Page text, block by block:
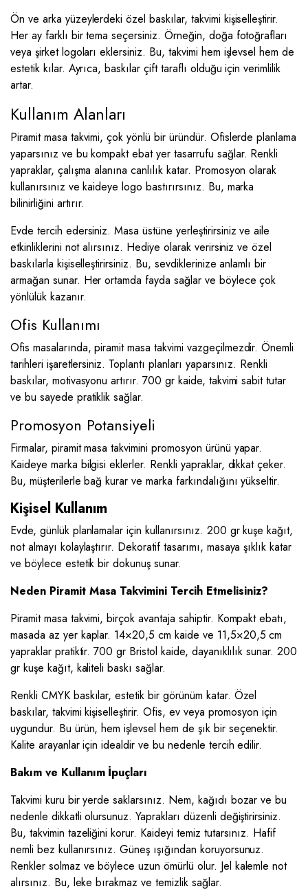
Ön ve arka yüzeylerdeki özel baskılar, takvimi kişiselleştirir.
Her ay farklı bir tema seçersiniz. Örneğin, doğa fotoğrafları
veya şirket logoları eklersiniz. Bu, takvimi hem işlevsel hem de
estetik kılar. Ayrıca, baskılar çift taraflı olduğu için verimlilik
artar.
Kullanım Alanları
Piramit masa takvimi, çok yönlü bir üründür. Ofislerde planlama
yaparsınız ve bu kompakt ebat yer tasarrufu sağlar. Renkli
yapraklar, çalışma alanına canlılık katar. Promosyon olarak
kullanırsınız ve kaideye logo bastırırsınız. Bu, marka
bilinirliğini artırır.
Evde tercih edersiniz. Masa üstüne yerleştirirsiniz ve aile
etkinliklerini not alırsınız. Hediye olarak verirsiniz ve özel
baskılarla kişiselleştirirsiniz. Bu, sevdiklerinize anlamlı bir
armağan sunar. Her ortamda fayda sağlar ve böylece çok
yönlülük kazanır.
Ofis Kullanımı
Ofis masalarında, piramit masa takvimi vazgeçilmezdir. Önemli
tarihleri işaretlersiniz. Toplantı planları yaparsınız. Renkli
baskılar, motivasyonu artırır. 700 gr kaide, takvimi sabit tutar
ve bu sayede pratiklik sağlar.
Promosyon Potansiyeli
Firmalar, piramit masa takvimini promosyon ürünü yapar.
Kaideye marka bilgisi eklerler. Renkli yapraklar, dikkat çeker.
Bu, müşterilerle bağ kurar ve marka farkındalığını yükseltir.
Kişisel Kullanım
Evde, günlük planlamalar için kullanırsınız. 200 gr kuşe kağıt,
not almayı kolaylaştırır. Dekoratif tasarımı, masaya şıklık katar
ve böylece estetik bir dokunuş sunar.
Neden Piramit Masa Takvimini Tercih Etmelisiniz?
Piramit masa takvimi, birçok avantaja sahiptir. Kompakt ebatı,
masada az yer kaplar. 14×20,5 cm kaide ve 11,5×20,5 cm
yapraklar pratiktir. 700 gr Bristol kaide, dayanıklılık sunar. 200
gr kuşe kağıt, kaliteli baskı sağlar.
Renkli CMYK baskılar, estetik bir görünüm katar. Özel
baskılar, takvimi kişiselleştirir. Ofis, ev veya promosyon için
uygundur. Bu ürün, hem işlevsel hem de şık bir seçenektir.
Kalite arayanlar için idealdir ve bu nedenle tercih edilir.
Bakım ve Kullanım İpuçları
Takvimi kuru bir yerde saklarsınız. Nem, kağıdı bozar ve bu
nedenle dikkatli olursunuz. Yaprakları düzenli değiştirirsiniz.
Bu, takvimin tazeliğini korur. Kaideyi temiz tutarsınız. Hafif
nemli bez kullanırsınız. Güneş ışığından koruyorsunuz.
Renkler solmaz ve böylece uzun ömürlü olur. Jel kalemle not
alırsınız. Bu, leke bırakmaz ve temizlik sağlar.